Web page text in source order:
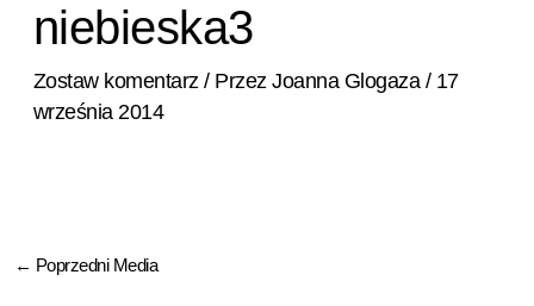
niebieska3
Zostaw komentarz / PrzezJoanna Glogaza / 17
września 2014
← Poprzedni Media